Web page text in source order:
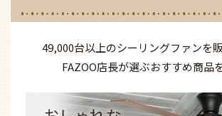
49,000台以上のシーリングファンを
FAZOO店長が選ぶおすすめ商品